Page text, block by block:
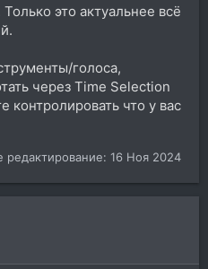
это актуальнее всё
голоса,
через Time Selection
контролировать что у вас
редактирование: 16 Ноя 2024